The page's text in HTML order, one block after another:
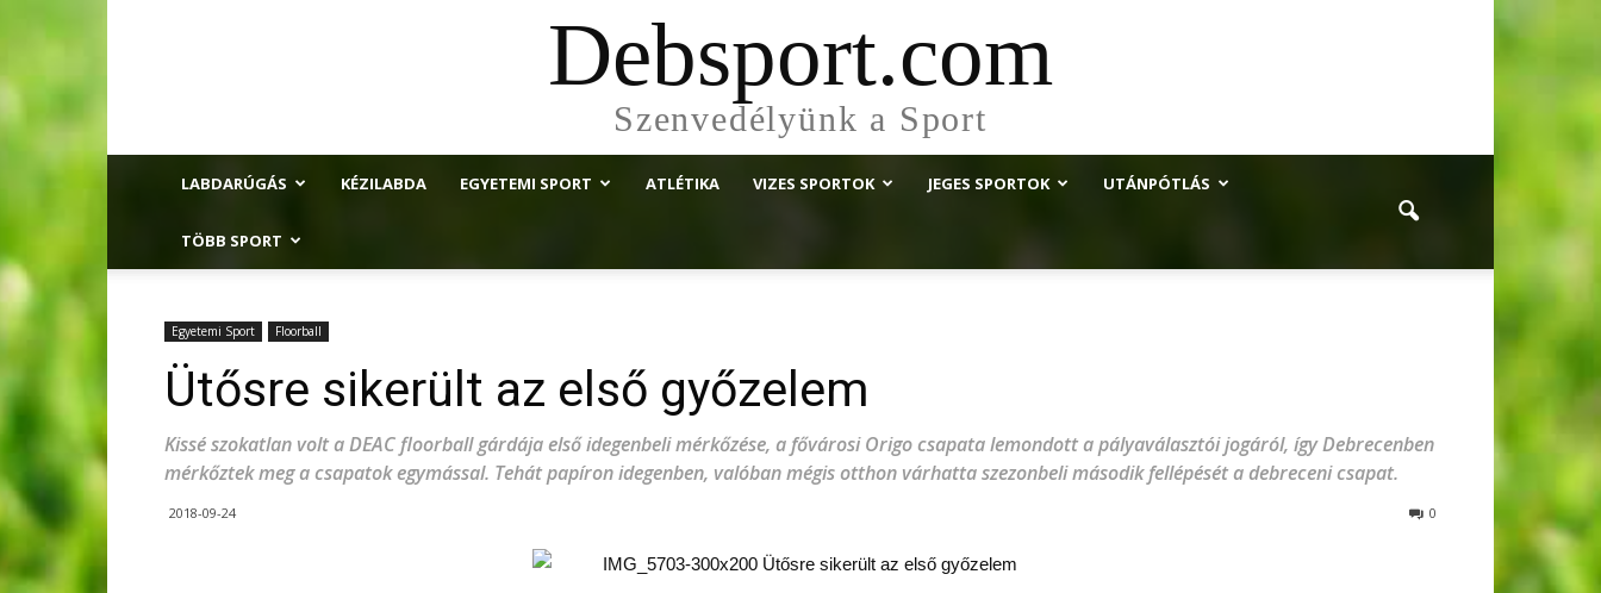
Debsport.com
Szenvedélyünk a Sport
LABDARÚGÁS KÉZILABDA EGYETEMI SPORT ATLÉTIKA VIZES SPORTOK JEGES SPORTOK UTÁNPÓTLÁS
TÖBB SPORT
Egyetemi Sport Floorball
Ütősre sikerült az első győzelem
Kissé szokatlan volt a DEAC floorball gárdája első idegenbeli mérkőzése, a fővárosi Origo csapata lemondott a pályaválasztói jogáról, így Debrecenben
mérkőztek meg a csapatok egymással. Tehát papíron idegenben, valóban mégis otthon várhatta szezonbeli második fellépését a debreceni csapat.
2018-09-24 0